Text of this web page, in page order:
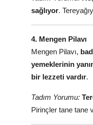
sağlıyor.
4. Mengen Pilavı
Mengen Pilavı,
yemeklerinin
bir lezzeti vardır.
Tadım Yorumu:
Pirinçler tane tane